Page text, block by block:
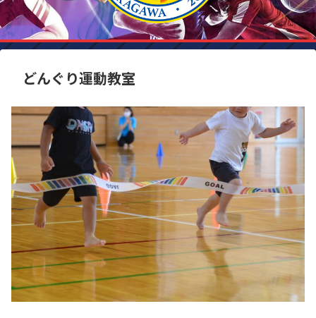
どんぐり運動教室